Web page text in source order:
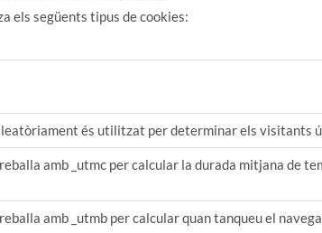
els següents tipus de cookies:
és utilitzat per determinar els visitants
amb _utmc per calcular la durada mitjana de
amb _utmb per calcular quan tanqueu el